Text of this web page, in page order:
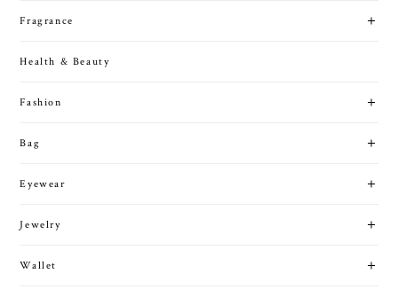
Fragrance
Health & Beauty
Fashion
Bag
Eyewear
Jewelry
Wallet